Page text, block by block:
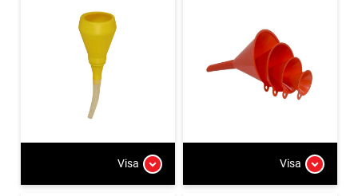
Visa Visa